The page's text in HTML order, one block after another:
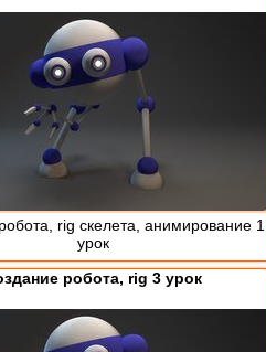
rig скелета, анимирование 1
урок
робота, rig 3 урок